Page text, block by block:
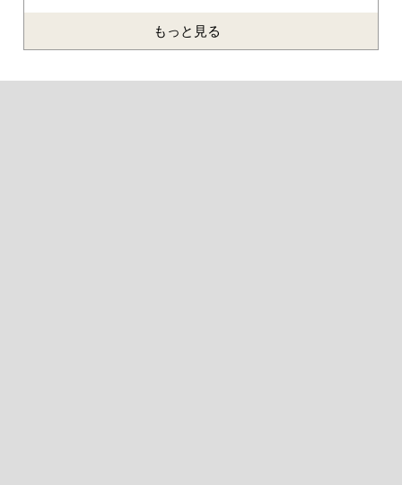
もっと見る